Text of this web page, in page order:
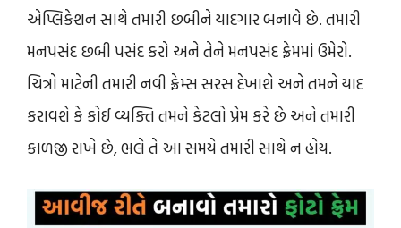
એપ્લિકેશન સાથે તમારી છબીને યાદગાર બનાવે છે. તમારી
મનપસંદ છબી પસંદ કરો અને તેને મનપસંદ ફ્રેમમાં ઉમેરો.
ચિત્રો માટેની તમારી નવી ફ્રેમ્સ સરસ દેખાશે અને તમને યાદ
કરાવશે કે કોઈ વ્યક્તિ તમને કેટલો પ્રેમ કરે છે અને તમારી
કાળજી રાખે છે, ભલે તે આ સમયે તમારી સાથે ન હોય.